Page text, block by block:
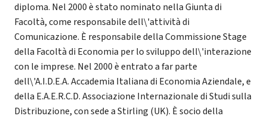
diploma. Nel 2000 è stato nominato nella Giunta di
Facoltà, come responsabile dell\'attività di
Comunicazione. È responsabile della Commissione Stage
della Facoltà di Economia per lo sviluppo dell\'interazione
con le imprese. Nel 2000 è entrato a far parte
dell\'A.I.D.E.A. Accademia Italiana di Economia Aziendale, e
della E.A.E.R.C.D. Associazione Internazionale di Studi sulla
Distribuzione, con sede a Stirling (UK). È socio della